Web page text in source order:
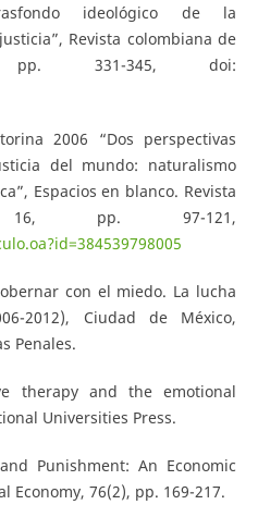
ideológico de la
Revista colombiana de
pp. 331-345, doi:
2006 “Dos perspectivas
del mundo: naturalismo
Espacios en blanco. Revista
16, pp. 97-121,
con el miedo. La lucha
2012), Ciudad de México,
Penales.
therapy and the emotional
Universities Press.
Punishment: An Economic
Economy, 76(2), pp. 169-217.